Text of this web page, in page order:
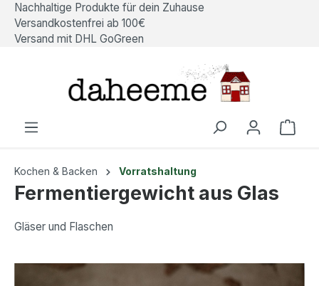
springen
Nachhaltige Produkte für dein Zuhause
Versandkostenfrei ab 100€
Versand mit DHL GoGreen
Kochen & Backen Vorratshaltung
Fermentiergewicht aus Glas
Gläser und Flaschen
Bildergalerie überspringen